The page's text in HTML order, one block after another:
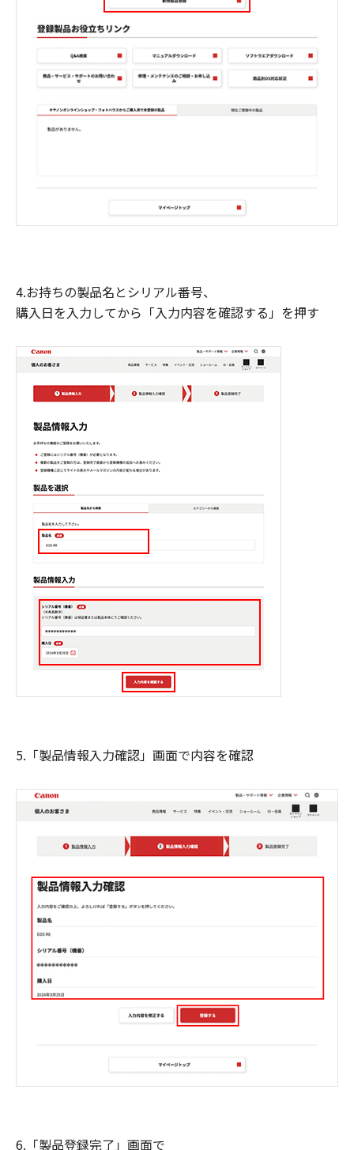
4.お持ちの製品名とシリアル番号、
購入日を入力してから「入力内容を確認する」を押す
5.「製品情報入力確認」画面で内容を確認
6.「製品登録完了」画面で